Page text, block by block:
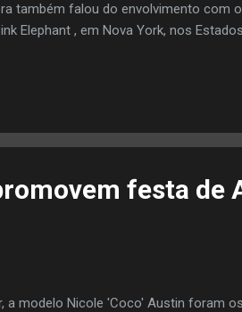
também falou do envolvimento com
Elephant , em Nova York, nos
festa de
a modelo Nicole 'Coco' Austin foram